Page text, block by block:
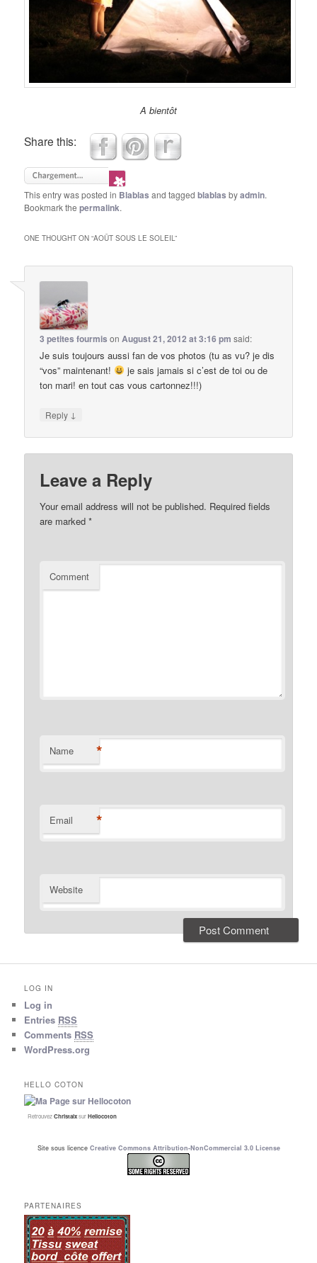
A bientôt
Share this:
This entry was posted in Blablas and taggedblablas byadmin.
Bookmark thepermalink.
ONE THOUGHT ON “AOÛT SOUS LE SOLEIL”
3 petites fourmis on August 21, 2012 at 3:16 pm said:
Je suis toujours aussi fan de vos photos (tu as vu? je dis
“vos” maintenant!
je sais jamais si c’est de toi ou de
ton mari! en tout cas vous cartonnez!!!)
Reply ↓
Leave a Reply
Your email address will not be published. Required fields
are marked*
Comment
Name *
Email *
Website
LOG IN
Log in
Entries RSS
Comments RSS
WordPress.org
HELLO COTON
RetrouvezChristalxsurHellocoton
Site sous licence Creative Commons Attribution-NonCommercial 3.0 License
PARTENAIRES